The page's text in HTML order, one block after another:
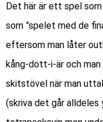
Det här är ett spel
som ”spelet med de
eftersom man låter
kång-dott-i-är och
skitstövel när man
(skriva det går